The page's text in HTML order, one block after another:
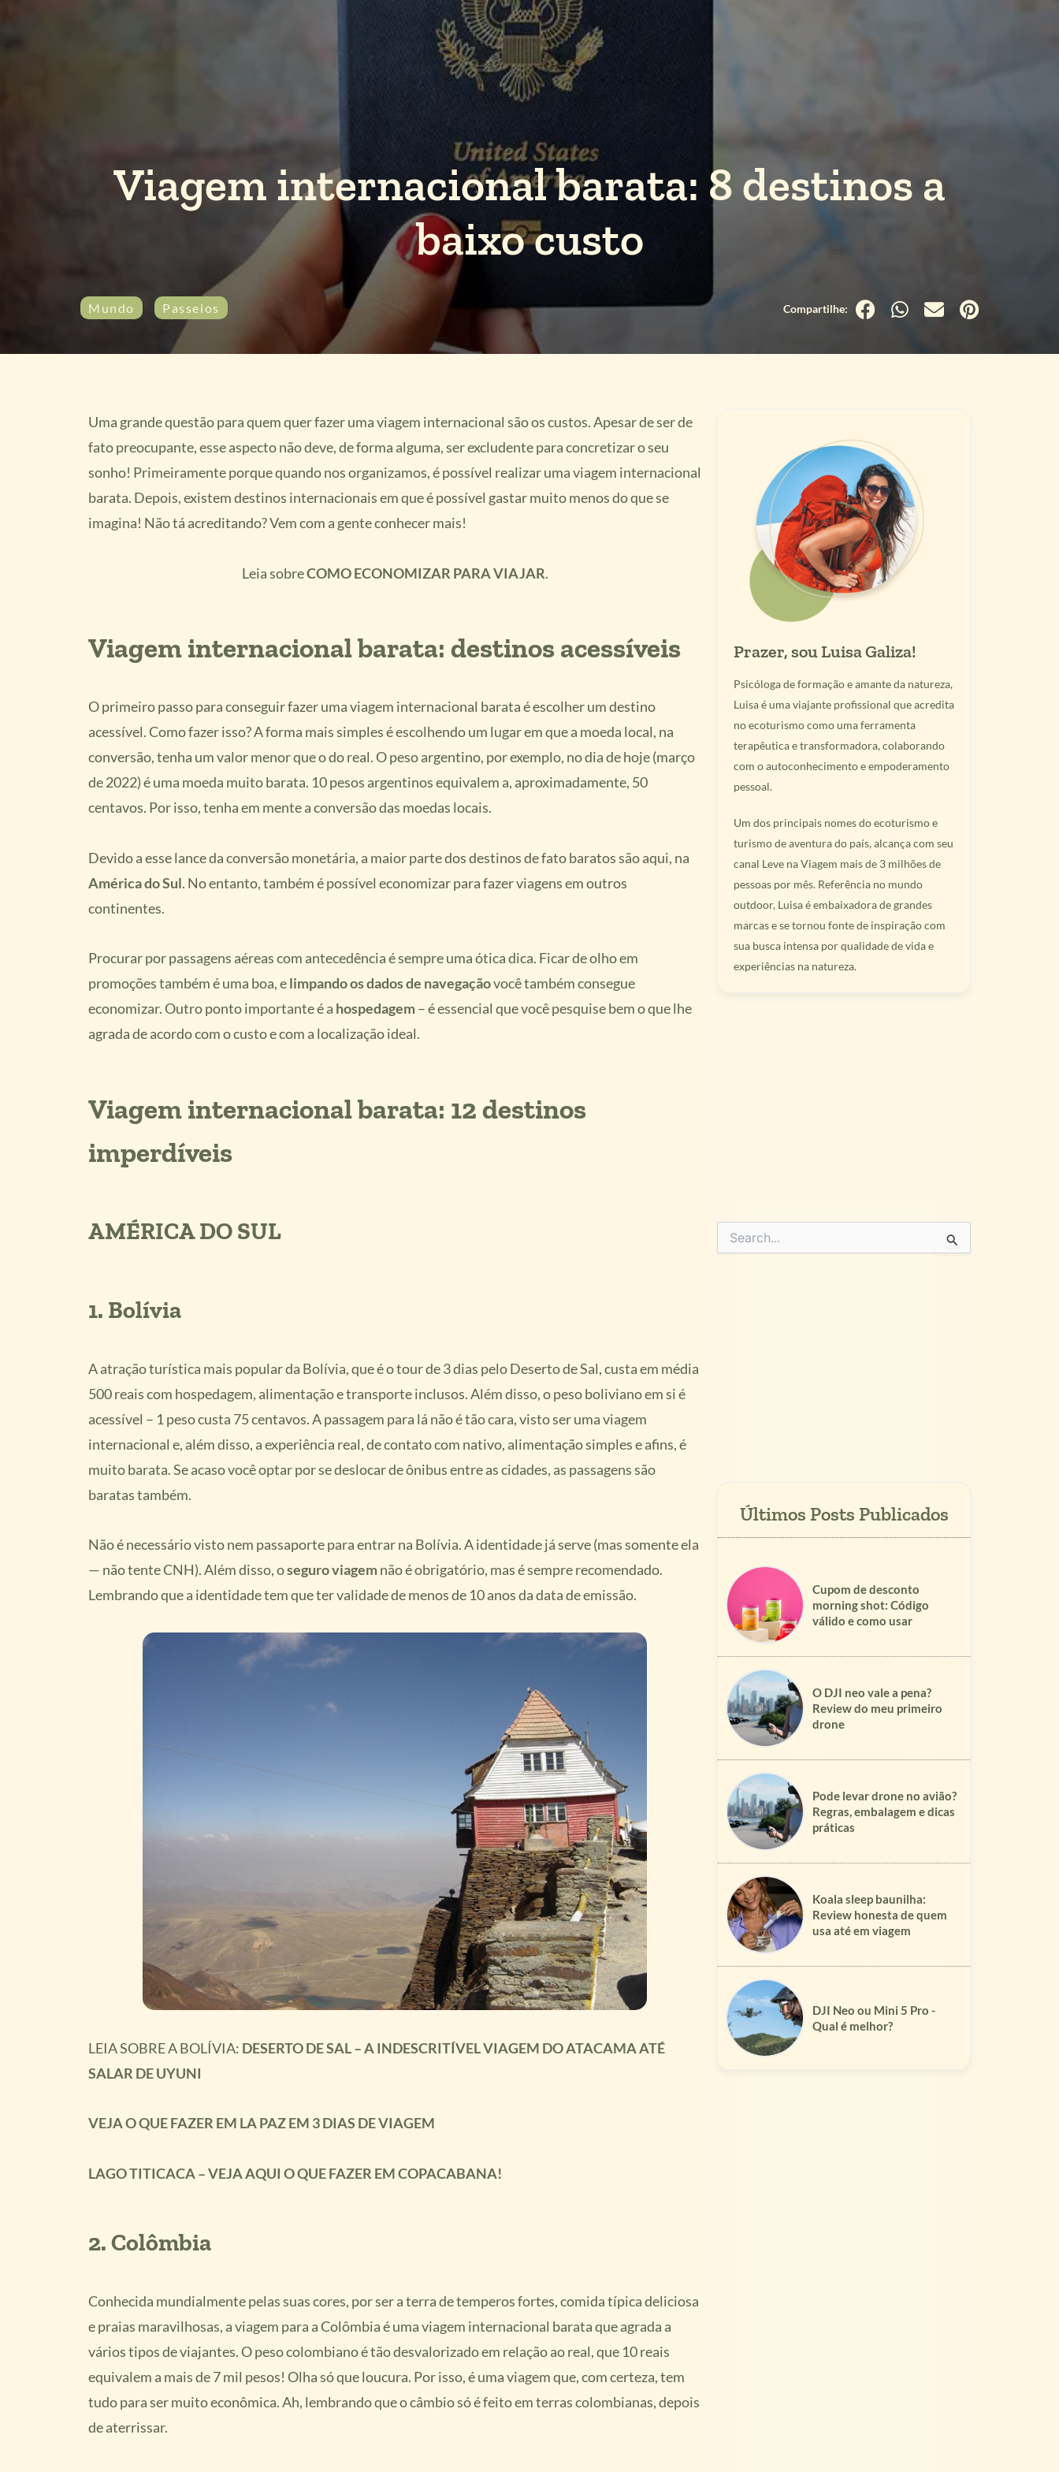
Viagem internacional barata: 8 destinos a
baixo custo
Mundo Passeios
Uma grande questão para quem quer fazer uma viagem internacional são os custos. Apesar de ser de
fato preocupante, esse aspecto não deve, de forma alguma, ser excludente para concretizar o seu
sonho! Primeiramente porque quando nos organizamos, é possível realizar uma viagem internacional
barata. Depois, existem destinos internacionais em que é possível gastar muito menos do que se
imagina! Não tá acreditando? Vem com a gente conhecer mais!
Leia sobreCOMO ECONOMIZAR PARA VIAJAR.
Viagem internacional barata: destinos acessíveis
O primeiro passo para conseguir fazer uma viagem internacional barata é escolher um destino
acessível. Como fazer isso? A forma mais simples é escolhendo um lugar em que a moeda local, na
conversão, tenha um valor menor que o do real. O peso argentino, por exemplo, no dia de hoje (março
de 2022) é uma moeda muito barata. 10 pesos argentinos equivalem a, aproximadamente, 50
centavos. Por isso, tenha em mente a conversão das moedas locais.
Devido a esse lance da conversão monetária, a maior parte dos destinos de fato baratos são aqui, na
América do Sul. No entanto, também é possível economizar para fazer viagens em outros
continentes.
Procurar por passagens aéreas com antecedência é sempre uma ótica dica. Ficar de olho em
promoções também é uma boa, elimpando os dados de navegaçãovocê também consegue
economizar. Outro ponto importante é a hospedagem– é essencial que você pesquise bem o que lhe
agrada de acordo com o custo e com a localização ideal.
Viagem internacional barata: 12 destinos
imperdíveis
AMÉRICA DO SUL
1. Bolívia
A atração turística mais popular da Bolívia, que é o tour de 3 dias pelo Deserto de Sal, custa em média
500 reais com hospedagem, alimentação e transporte inclusos. Além disso, o peso boliviano em si é
acessível – 1 peso custa 75 centavos. A passagem para lá não é tão cara, visto ser uma viagem
internacional e, além disso, a experiência real, de contato com nativo, alimentação simples e afins, é
muito barata. Se acaso você optar por se deslocar de ônibus entre as cidades, as passagens são
baratas também.
Não é necessário visto nem passaporte para entrar na Bolívia. A identidade já serve (mas somente ela
— não tente CNH). Além disso, oseguro viagemnão é obrigatório, mas é sempre recomendado.
Lembrando que a identidade tem que ter validade de menos de 10 anos da data de emissão.
LEIA SOBRE A BOLÍVIA: DESERTO DE SAL – A INDESCRITÍVEL VIAGEM DO ATACAMA ATÉ
SALAR DE UYUNI
VEJA O QUE FAZER EM LA PAZ EM 3 DIAS DE VIAGEM
LAGO TITICACA – VEJA AQUI O QUE FAZER EM COPACABANA!
2.Colômbia
Conhecida mundialmente pelas suas cores, por ser a terra de temperos fortes, comida típica deliciosa
e praias maravilhosas, a viagem para a Colômbia é uma viagem internacional barata que agrada a
vários tipos de viajantes. O peso colombiano é tão desvalorizado em relação ao real, que 10 reais
equivalem a mais de 7 mil pesos! Olha só que loucura. Por isso, é uma viagem que, com certeza, tem
tudo para ser muito econômica. Ah, lembrando que o câmbio só é feito em terras colombianas, depois
de aterrissar.
Prazer, sou Luisa Galiza!
Psicóloga de formação e amante da natureza,
Luisa é uma viajante profissional que acredita
no ecoturismo como uma ferramenta
terapêutica e transformadora, colaborando
com o autoconhecimento e empoderamento
pessoal.
Um dos principais nomes do ecoturismo e
turismo de aventura do país, alcança com seu
canal Leve na Viagem mais de 3 milhões de
pessoas por mês. Referência no mundo
outdoor, Luisa é embaixadora de grandes
marcas e se tornou fonte de inspiração com
sua busca intensa por qualidade de vida e
experiências na natureza.
Pesquisar
por:
Cupom de desconto
morning shot: Código
válido e como usar
O DJI neo vale a pena?
Review do meu primeiro
drone
Pode levar drone no avião?
Regras, embalagem e dicas
práticas
Koala sleep baunilha:
Review honesta de quem
usa até em viagem
DJI Neo ou Mini 5 Pro -
Qual é melhor?